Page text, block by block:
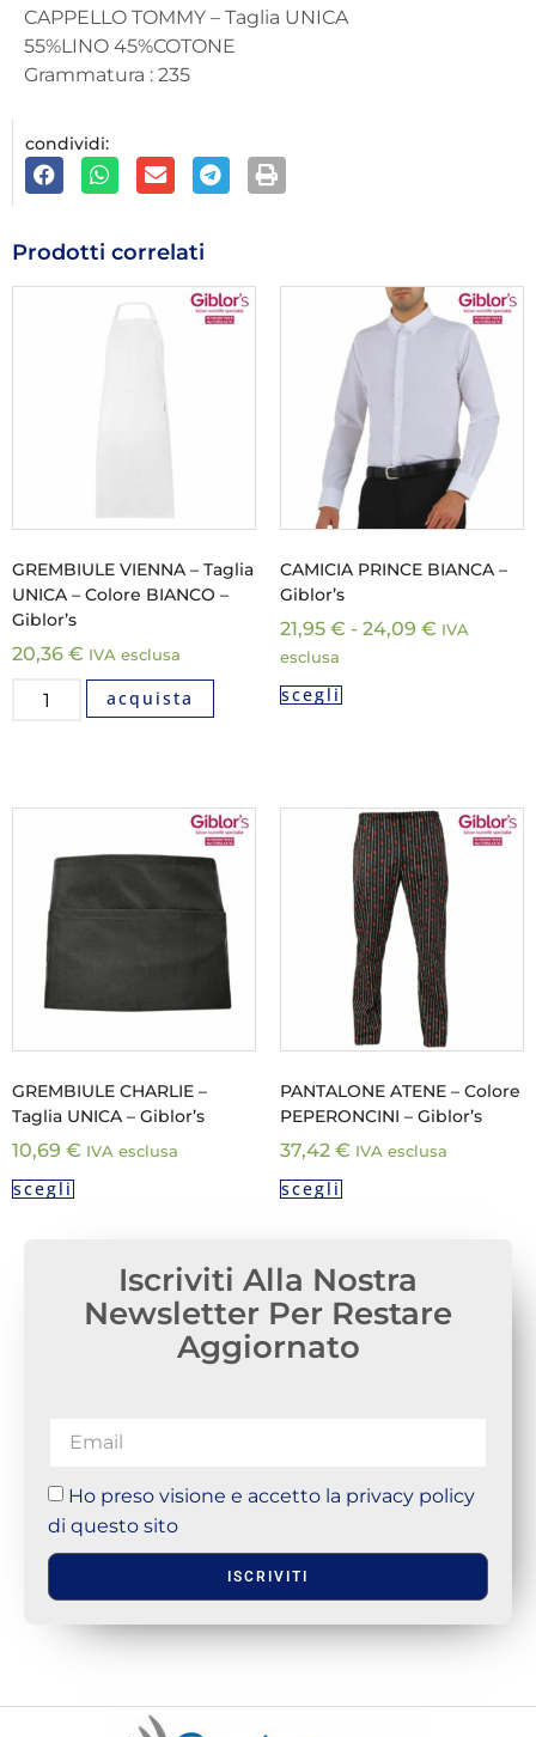
CAPPELLO TOMMY – Taglia UNICA
55%LINO 45%COTONE
Grammatura : 235
condividi:
Prodotti correlati
GREMBIULE VIENNA – Taglia
UNICA – Colore BIANCO –
Giblor’s
20,36 € IVA esclusa
acquista
CAMICIA PRINCE BIANCA –
Giblor’s
21,95 € - 24,09 € IVA
esclusa
scegli
GREMBIULE CHARLIE –
Taglia UNICA – Giblor’s
10,69 € IVA esclusa
scegli
PANTALONE ATENE – Colore
PEPERONCINI – Giblor’s
37,42 € IVA esclusa
scegli
Iscriviti Alla Nostra
Newsletter Per Restare
Aggiornato
Ho preso visione e accetto la privacy policy
di questo sito
ISCRIVITI